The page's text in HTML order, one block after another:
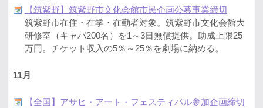
【筑紫野】筑紫野市文化会館市民企画公募事業締切
筑紫野市在住・在学・在勤者対象。筑紫野市文化会館大
研修室（キャパ200名）を1～3日無償提供。助成上限25
万円。チケット収入の5％～25％を劇場に納める。
11月
【全国】アサヒ・アート・フェスティバル参加企画締切